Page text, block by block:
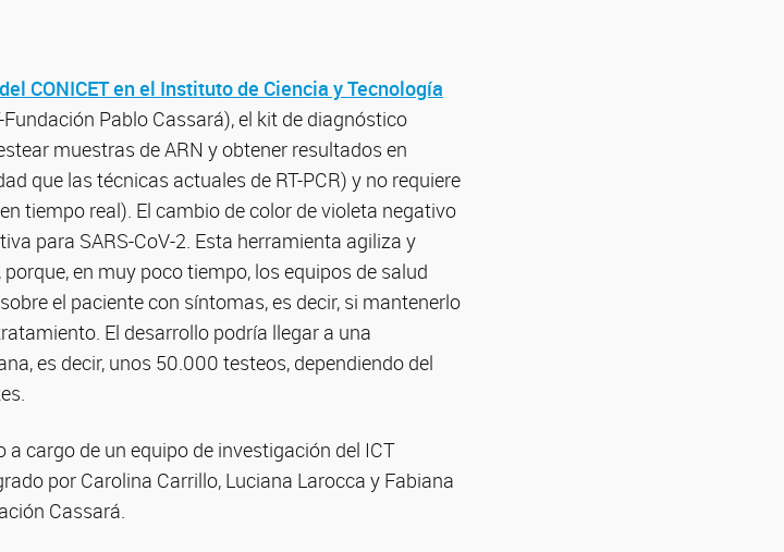
CONICET en el Instituto de Ciencia y Tecnología
Fundación Pablo Cassará), el kit de diagnóstico
muestras de ARN y obtener resultados en
que las técnicas actuales de RT-PCR) y no requiere
tiempo real). El cambio de color de violeta negativo
para SARS-CoV-2. Esta herramienta agiliza y
en muy poco tiempo, los equipos de salud
el paciente con síntomas, es decir, si mantenerlo
El desarrollo podría llegar a una
es decir, unos 50.000 testeos, dependiendo del
a cargo de un equipo de investigación del ICT
por Carolina Carrillo, Luciana Larocca y Fabiana
Cassará.